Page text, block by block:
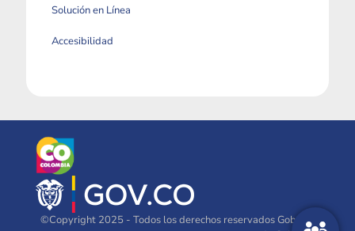
Solución en Línea
Accesibilidad
©Copyright 2025 - Todos los derechos reservados Gobierno